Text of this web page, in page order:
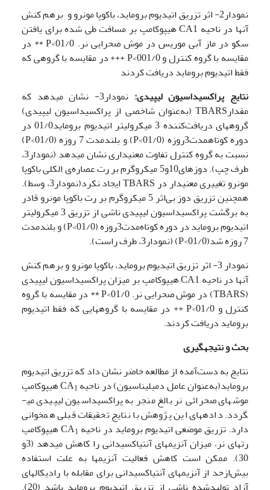
نمودار2- اثر تزریق اتیدیوم بروماید، باکوپا مونرو و برهم کنش
آنها در ناحیه CA1 هیپوکامپ بر مسافت طی شده برای یافتن
سکو در ماز آبی موریس در موش صحرایی نر. 01/0>P ** در
مقایسه با گروه کنترل و 001/0>P +++ در مقایسه با گروهی که
فقط اتیدیوم بروماید دریافت کردند
نتایج پراکسیداسیون لیپیدی:
نمودار3- نشان می­دهد که
مقدارTBARS (به‌عنوان شاخصی از پراکسیداسیون لیپیدی)
گروه­های دریافت‌کننده 3 میکرولیتر اتیدیوم بروماید01/0 در
دوره کوتاه­مدت­3روزه (01/0>P) و بلندمدت 7 روزه (01/0>P)
نسبت به گروه‌ کنترل تفاوت معنی­داری نشان می­دهد (نمودار3،
طرف چپ). دوزهای10و5 میکروگرم بر رت عصاره‌ی الکلی باکوپا
مونرو تغییری معنی­دار در TBARS ایجاد نکرد(نمودار3، وسط).
همچنین تزریق دوز بی‌اثر 5 میکروگرم بر رت باکوپا مونرو قادر
به برگشت پراکسیداسیون لیپیدی ناشی از تزریق ­3 میکرولیتر
اتیدیوم بروماید در دوره کوتاه‌مدت3­روزه (01/0>P) و بلندمدت
7 روزه شد­(01/0>P) (نمودار3، طرف راست).
نمودار 3- اثر تزریق اتیدیوم بروماید، باکوپا مونرو و برهم کنش
آنها در ناحیه CA1 هیپوکامپ بر میزان پراکسیداسیون لیپیدی
(TBARS) در موش صحرایی نر. 01/0>P ** در مقایسه با گروه
کنترل و 01/0>P ++ در مقایسه با گروههایی که فقط اتیدیوم
بروماید دریافت کردند.
بحث و نتیجه­گیری
نتایج به‌ دست‌آمده از مطالعه حاضر نشان داد که تزریق اتیدیوم
بروماید­(به‌عنوان عامل دمیلیناسیون) در ناحیه CA 1
هیپوکامپ
موش­های صحرائی نر بالغ منجر به پراکسیداسیون لیپیدی می­
گردد. داده­های این پژوهش با نتایج تحقیقات قبلی همخوانی
دارد. تزریق موضعی اتیدیوم بروماید در ناحیه CA 1
هیپوکامپ
رت­های نر، میزان آنزیم­های آنتی­اکسیدانی را کاهش می­دهد (3و
30). ممکن است کاهش فعالیت آنزیم­ها به علت استفاده
بیش‌ازحد از آنزیم­های آنتی­اکسیدانی برای مقابله با رادیکال­های